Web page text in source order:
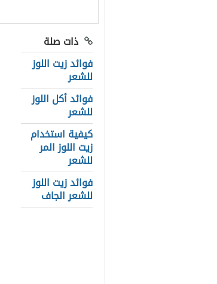
ذات صلة
فوائد زيت اللوز
للشعر
فوائد أكل اللوز
للشعر
كيفية استخدام
زيت اللوز المر
للشعر
فوائد زيت اللوز
للشعر الجاف